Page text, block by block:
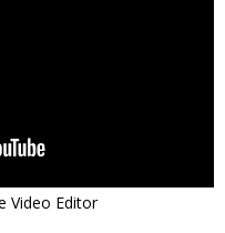
Video Editor